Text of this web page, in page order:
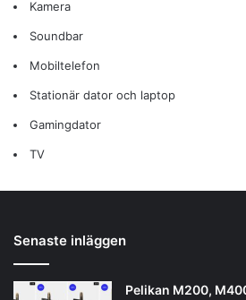
Kamera
Soundbar
Mobiltelefon
Stationär dator och laptop
Gamingdator
TV
Senaste inläggen
Pelikan M200,